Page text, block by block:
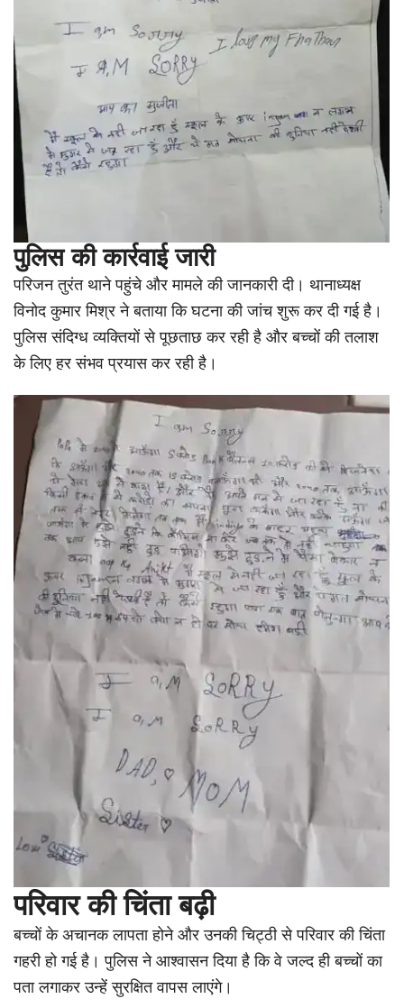
पुलिस की कार्रवाई जारी
परिजन तुरंत थाने पहुंचे और मामले की जानकारी दी। थानाध्यक्ष
विनोद कुमार मिश्र ने बताया कि घटना की जांच शुरू कर दी गई है।
पुलिस संदिग्ध व्यक्तियों से पूछताछ कर रही है और बच्चों की तलाश
के लिए हर संभव प्रयास कर रही है।
परिवार की चिंता बढ़ी
बच्चों के अचानक लापता होने और उनकी चिट्ठी से परिवार की चिंता
गहरी हो गई है। पुलिस ने आश्वासन दिया है कि वे जल्द ही बच्चों का
पता लगाकर उन्हें सुरक्षित वापस लाएंगे।